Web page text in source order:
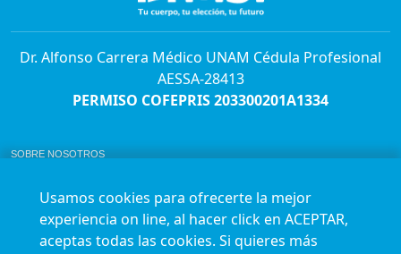
Dr. Alfonso Carrera Médico UNAM Cédula Profesional
AESSA-28413
PERMISO COFEPRIS 203300201A1334
SOBRE NOSOTROS
AVISO DE PRIVACIDAD
Horario de atención para citas e informes:
Lunes a sábado de 7:00am a 9:00pm
Usamos cookies para ofrecerte la mejor
experiencia on line, al hacer click en ACEPTAR,
aceptas todas las cookies. Si quieres más